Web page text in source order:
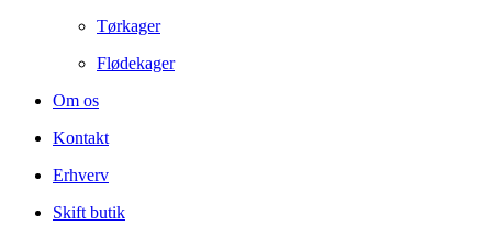
Tørkager
Flødekager
Om os
Kontakt
Erhverv
Skift butik